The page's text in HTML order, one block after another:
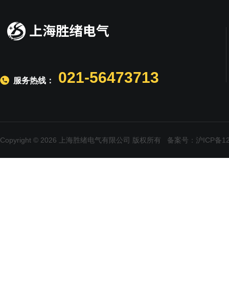
服务热线： 021-56473713
Copyright © 2026 上海胜绪电气有限公司 版权所有 备案号：沪ICP备